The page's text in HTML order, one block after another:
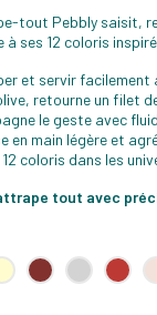
tout Pebbly saisit,
ses 12 coloris
et servir facilement
retourne un filet
le geste avec
en main légère et
12 coloris dans les
tout avec
CrèmeGrenatGris
clair